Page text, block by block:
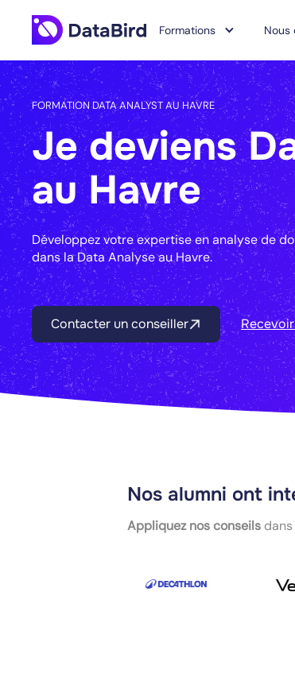
Formations Nous
FORMATION DATA ANALYST AU HAVRE
Je deviens
au Havre
Développez votre expertise en analyse de
dans la Data Analyse au Havre.
Contacter un conseiller
Nos alumni ont
Appliquez nos conseils